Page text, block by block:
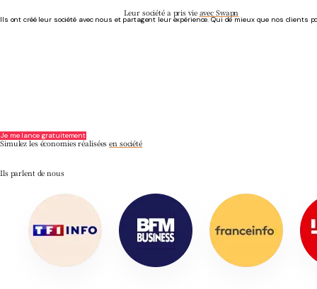
Leur société a pris vie avec Swapn
Ils ont créé leur société avec nous et partagent leur expérience. Qui de mieux que nos clients
Se concentrer pleinement sur son activité - Phil T.
Je me lance gratuitement
Simulez les économies réaliséesen société
Ils parlent de nous